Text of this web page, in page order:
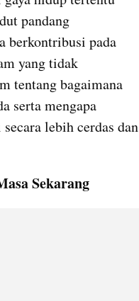
pandang
berkontribusi pada
yang tidak
tentang bagaimana
serta mengapa
lebih cerdas dan
Sekarang